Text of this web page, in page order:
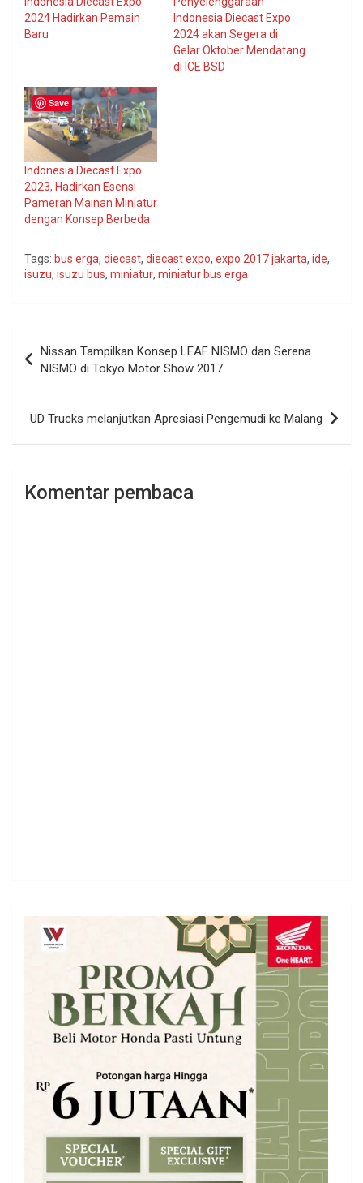
2024 Hadirkan Pemain
Baru
Indonesia Diecast Expo
2024 akan Segera di
Gelar Oktober Mendatang
di ICE BSD
Indonesia Diecast Expo
2023, Hadirkan Esensi
Pameran Mainan Miniatur
dengan Konsep Berbeda
Tags: bus erga, diecast, diecast expo, expo 2017 jakarta, ide,
isuzu, isuzu bus, miniatur, miniatur bus erga
pos
Nissan Tampilkan Konsep LEAF NISMO dan Serena
NISMO di Tokyo Motor Show 2017
UD Trucks melanjutkan Apresiasi Pengemudi ke Malang
Komentar pembaca
Save